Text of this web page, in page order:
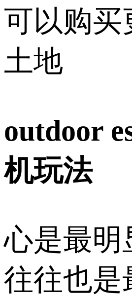
可以购买
土地
outdoor
机玩法
心是最明
往往也是